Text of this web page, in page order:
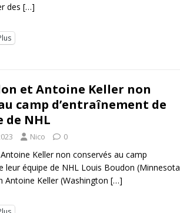
des […]
et Antoine Keller non
camp d’entraînement de
de NHL
Nico 0
Keller non conservés au camp
leur équipe de NHL Louis Boudon (Minnesota
Antoine Keller (Washington […]